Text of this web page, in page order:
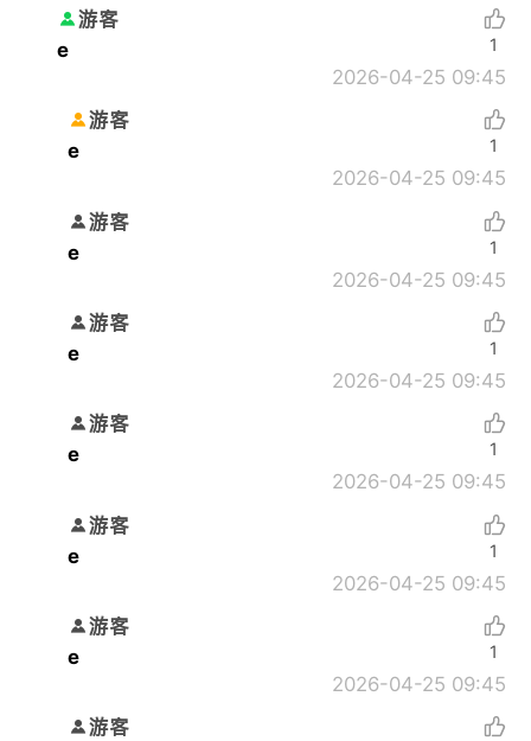
游客
e
2026-04-25 09:45
1
游客
e
2026-04-25 09:45
1
游客
e
2026-04-25 09:45
1
游客
e
2026-04-25 09:45
1
游客
e
2026-04-25 09:45
1
游客
e
2026-04-25 09:45
1
游客
e
2026-04-25 09:45
1
游客